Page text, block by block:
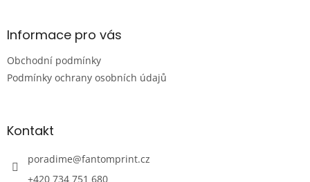
aInformace pro vás
Obchodní podmínky
Podmínky ochrany osobních údajů
Kontakt
poradime@fantomprint.cz
+420 734 751 680